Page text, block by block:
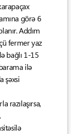
görə 6
Addım
fermer yaz
bağlı 1-15
ilə
şəxsi
razılaşırsa,